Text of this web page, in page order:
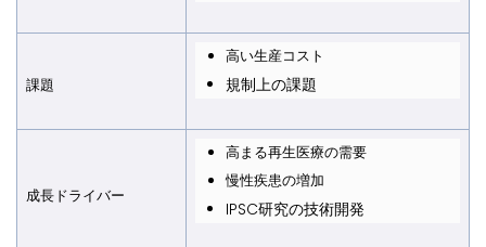
課題
高い生産コスト
規制上の課題
成長ドライバー
高まる再生医療の需要
慢性疾患の増加
IPSC研究の技術開発